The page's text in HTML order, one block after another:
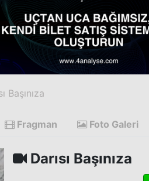
Başınıza
Fragman Foto Galeri
Darısı Başınıza